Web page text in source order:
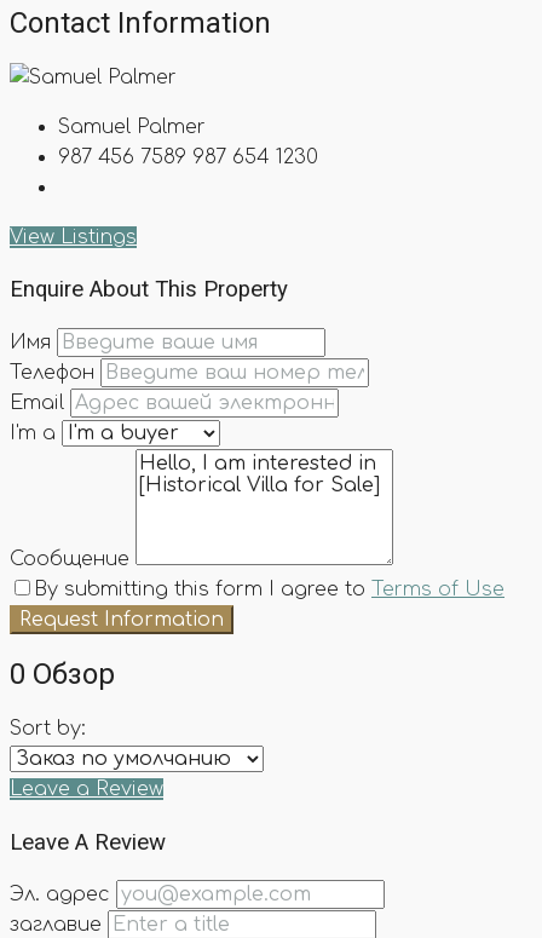
Contact Information
Samuel Palmer
987 456 7589 987 654 1230
View Listings
Enquire About This Property
Имя
Телефон
Email
I'm a
Сообщение
By submitting this form I agree to
Terms of Use
Request Information
0 Обзор
Sort by:
Leave a Review
Leave A Review
Эл. адрес
заглавие